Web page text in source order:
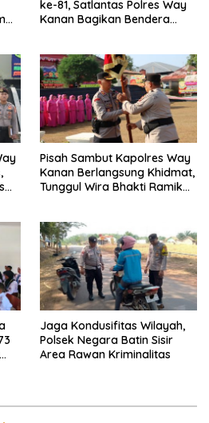
ke-81, Satlantas Polres Way
Kanan Bagikan Bendera
Pisah Sambut Kapolres Way
Kanan Berlangsung Khidmat,
Tunggul Wira Bhakti Ramik
Jaga Kondusifitas Wilayah,
Polsek Negara Batin Sisir
Area Rawan Kriminalitas